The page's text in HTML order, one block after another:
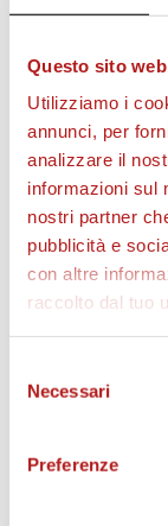
Questo sito
Utilizziamo i
annunci, per
analizzare il
informazioni sul
nostri partner
pubblicità e
con altre
raccolto dal tuo
delNecessari
Preferenze
Per bambini
acquistare il
STADIO PIER